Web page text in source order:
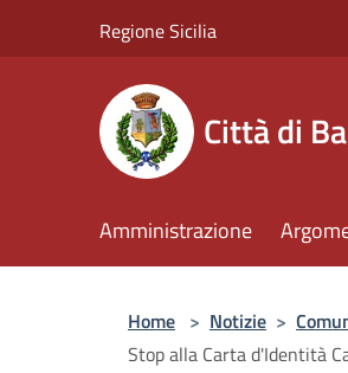
Regione Sicilia
Città di
Amministrazione
Home > Notizie >
Stop alla Carta d'Identità